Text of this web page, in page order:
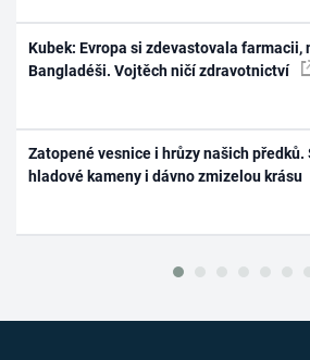
Kubek: Evropa si zdevastovala farmacii,
Bangladéši. Vojtěch ničí zdravotnictví
Zatopené vesnice i hrůzy našich
hladové kameny i dávno zmizelou krásu